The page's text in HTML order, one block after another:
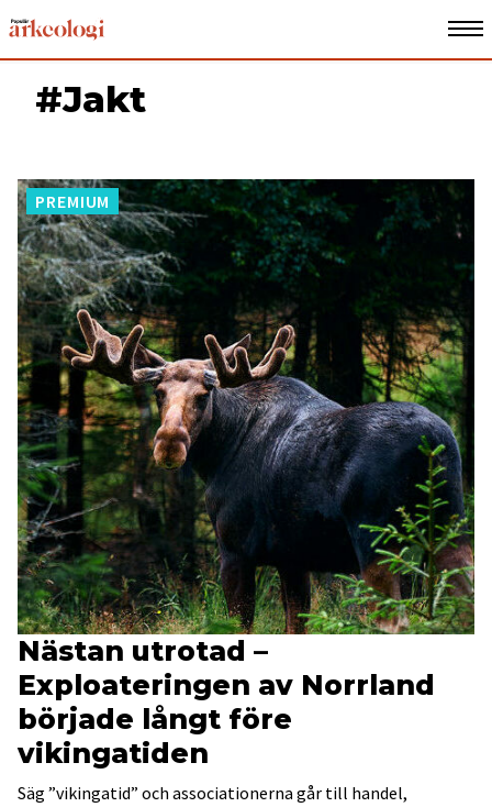
#Jakt
PREMIUM
Nästan utrotad –
Exploateringen av Norrland
började långt före
vikingatiden
Säg ”vikingatid” och associationerna går till handel,